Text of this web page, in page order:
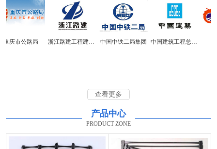
重庆市公路局 浙江路建工程建设集团 中国中铁二局集团 中国建筑工程总公司
查看更多
产品中心
PRODUCT ZONE